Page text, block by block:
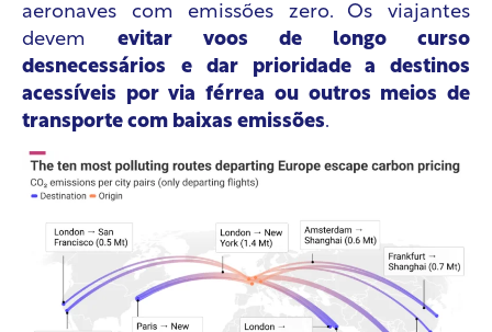
aeronaves com emissões zero. Os viajantes
devem evitar voos de longo curso
desnecessários
e
dar prioridade a destinos
acessíveis por via férrea ou outros meios de
transporte com baixas emissões.